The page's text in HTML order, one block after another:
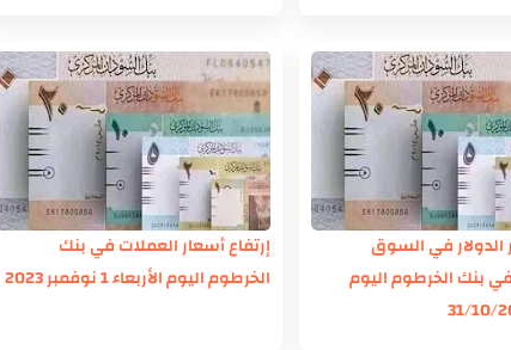
الدولار في السوق
بنك الخرطوم اليوم
إرتفاع أسعار العملات في بنك
الخرطوم اليوم الأربعاء 1 نوفمبر 2023